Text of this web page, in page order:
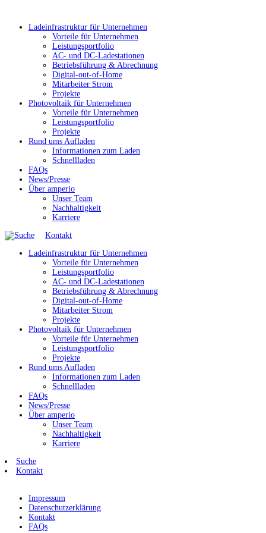
Ladeinfrastruktur für Unternehmen
Vorteile für Unternehmen
Leistungsportfolio
AC- und DC-Ladestationen
Betriebsführung & Abrechnung
Digital-out-of-Home
Mitarbeiter Strom
Projekte
Photovoltaik für Unternehmen
Vorteile für Unternehmen
Leistungsportfolio
Projekte
Rund ums Aufladen
Informationen zum Laden
Schnellladen
FAQs
News/Presse
Über amperio
Unser Team
Nachhaltigkeit
Karriere
Kontakt
Ladeinfrastruktur für Unternehmen
Vorteile für Unternehmen
Leistungsportfolio
AC- und DC-Ladestationen
Betriebsführung & Abrechnung
Digital-out-of-Home
Mitarbeiter Strom
Projekte
Photovoltaik für Unternehmen
Vorteile für Unternehmen
Leistungsportfolio
Projekte
Rund ums Aufladen
Informationen zum Laden
Schnellladen
FAQs
News/Presse
Über amperio
Unser Team
Nachhaltigkeit
Karriere
Suche
Kontakt
Impressum
Datenschutzerklärung
Kontakt
FAQs